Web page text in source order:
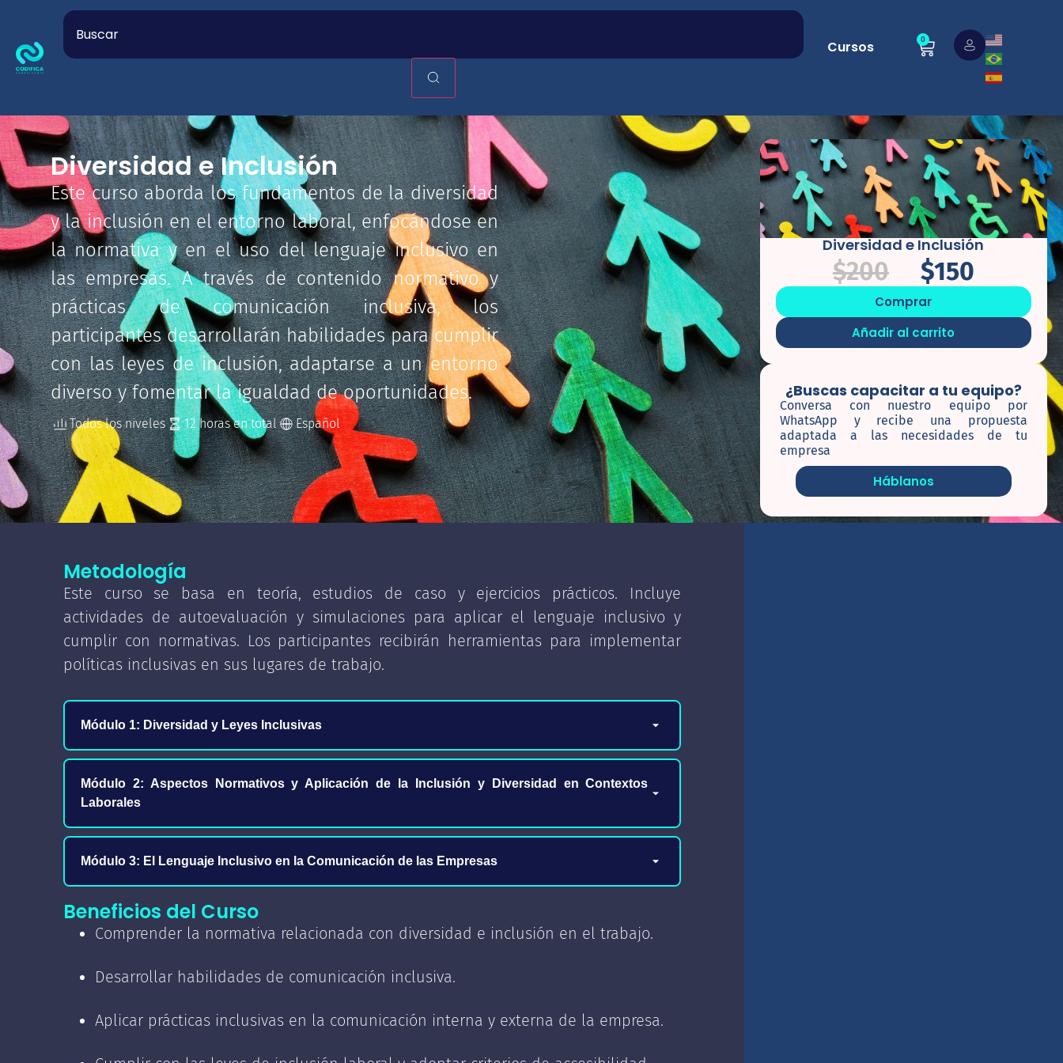
Cursos 0
Diversidad e Inclusión
Este curso aborda los fundamentos de la diversidad
y la inclusión en el entorno laboral, enfocándose en
la normativa y en el uso del lenguaje inclusivo en
las empresas. A través de contenido normativo y
prácticas de comunicación inclusiva, los
participantes desarrollarán habilidades para cumplir
con las leyes de inclusión, adaptarse a un entorno
diverso y fomentar la igualdad de oportunidades.
Todos los niveles 12 Español
Diversidad e Inclusión
$200 $150
Comprar
Añadir al carrito
¿Buscas capacitar a tu equipo?
Conversa con nuestro equipo por
WhatsApp y recibe una propuesta
adaptada a las necesidades de tu
empresa
Háblanos
Metodología
Este curso se basa en teoría, estudios de caso y ejercicios prácticos. Incluye
actividades de autoevaluación y simulaciones para aplicar el lenguaje inclusivo y
cumplir con normativas. Los participantes recibirán herramientas para implementar
políticas inclusivas en sus lugares de trabajo.
Módulo 1: Diversidad y Leyes Inclusivas
✓ ¿Qué es la inclusión?
✓ Conociendo las distintas discapacidades
✓ Registro nacional de discapacidad – pensión de invalidez
(beneficios y mitos)
Módulo 2: Aspectos Normativos y Aplicación de la Inclusión y Diversidad en Contextos
Laborales
✓ Normativa internacional: Convención
✓ Normativa nacional: leyes que respaldan (Ley 20.422, Ley
20.609, Ley 21.275)
✓ ¿Por qué la Convención acordó la utilización de estos términos?
✓ ¿Qué es el lenguaje inclusivo?
Módulo 3: El Lenguaje Inclusivo en la Comunicación de las Empresas
✓ Lenguaje inclusivo en la comunicación organizacional
comunicaciones
Beneficios del Curso
Comprender la normativa relacionada con diversidad e inclusión en el trabajo.
Desarrollar habilidades de comunicación inclusiva.
Aplicar prácticas inclusivas en la comunicación interna y externa de la empresa.